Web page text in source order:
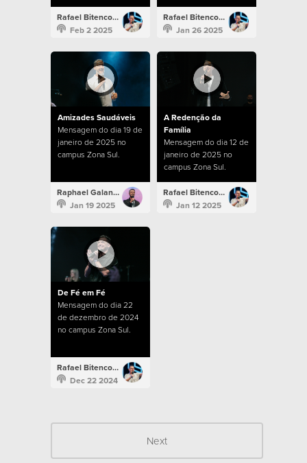
Rafael Bitencourt
Feb 2 2025
Rafael Bitencourt
Jan 26 2025
Amizades Saudáveis
Mensagem do dia 19 de
janeiro de 2025 no
campus Zona Sul.
Raphael Galante
Jan 19 2025
A Redenção da
Família
Mensagem do dia 12 de
janeiro de 2025 no
campus Zona Sul.
Rafael Bitencourt
Jan 12 2025
De Fé em Fé
Mensagem do dia 22
de dezembro de 2024
no campus Zona Sul.
Rafael Bitencourt
Dec 22 2024
Next